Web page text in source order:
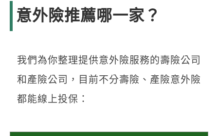
意外險推薦哪一家？
我們為你整理提供意外險服務的壽險公司
和產險公司，目前不分壽險、產險意外險
都能線上投保：